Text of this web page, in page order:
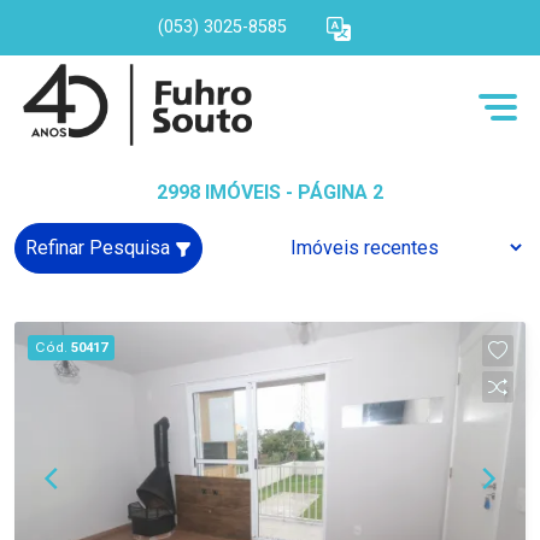
(053) 3025-8585
2998 IMÓVEIS - PÁGINA 2
Refinar Pesquisa
Cód. 50417